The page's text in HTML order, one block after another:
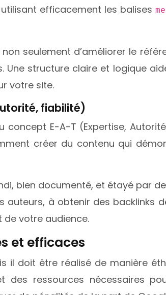
efficacement les balises
seulement d’améliorer le
structure claire et logique
votre site.
fiabilité)
E-A-T (Expertise,
créer du contenu qui
bien documenté, et étayé par
auteurs, à obtenir des backlinks
de votre audience.
et efficaces
il doit être réalisé de manière
des ressources nécessaires